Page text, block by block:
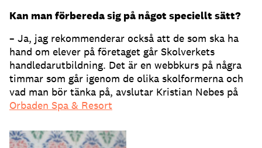
Kan man förbereda sig på något speciellt sätt?
– Ja, jag rekommenderar också att de som ska ha
hand om elever på företaget går Skolverkets
handledarutbildning. Det är en webbkurs på några
timmar som går igenom de olika skolformerna och
vad man bör tänka på, avslutar Kristian Nebes på
Orbaden Spa & Resort